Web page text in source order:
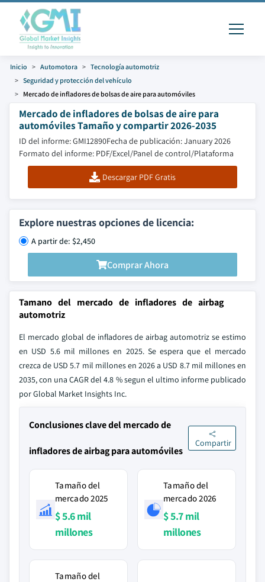
Inicio Automotora
Tecnología automotriz
Seguridad y protección del vehículo
Mercado de infladores de bolsas de aire para automóviles
Mercado de infladores de bolsas de aire para
automóviles Tamaño y compartir 2026-2035
ID del informe: GMI12890Fecha de publicación: January 2026
Formato del informe: PDF/Excel/Panel de control/Plataforma
Descargar PDF Gratis
Explore nuestras opciones de licencia:
A partir de: $2,450
Comprar Ahora
Tamano del mercado de infladores de airbag
automotriz
El mercado global de infladores de airbag automotriz se estimo
en USD 5.6 mil millones en 2025. Se espera que el mercado
crezca de USD 5.7 mil millones en 2026 a USD 8.7 mil millones en
2035, con una CAGR del 4.8 % segun el ultimo informe publicado
por Global Market Insights Inc.
Conclusiones clave del mercado de
infladores de airbag para automóviles
Compartir
Tamaño del
mercado 2025
$ 5.6 mil
millones
Tamaño del
mercado 2026
$ 5.7 mil
millones
Tamaño del